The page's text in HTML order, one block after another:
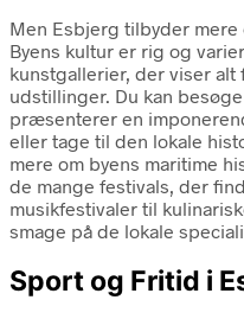
Men Esbjerg tilbyder
Byens kultur er rig og
kunstgallerier, der viser alt
udstillinger. Du kan
præsenterer en
eller tage til den lokale
mere om byens maritime
de mange festivals, der
musikfestivaler til
smage på de lokale
Sport og Fritid i